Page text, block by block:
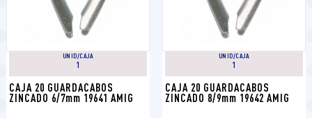
UNID/CAJA
1
CAJA 20 GUARDACABOS
ZINCADO 6/7mm 19641 AMIG
UNID/CAJA
1
CAJA 20 GUARDACABOS
ZINCADO 8/9mm 19642 AMIG